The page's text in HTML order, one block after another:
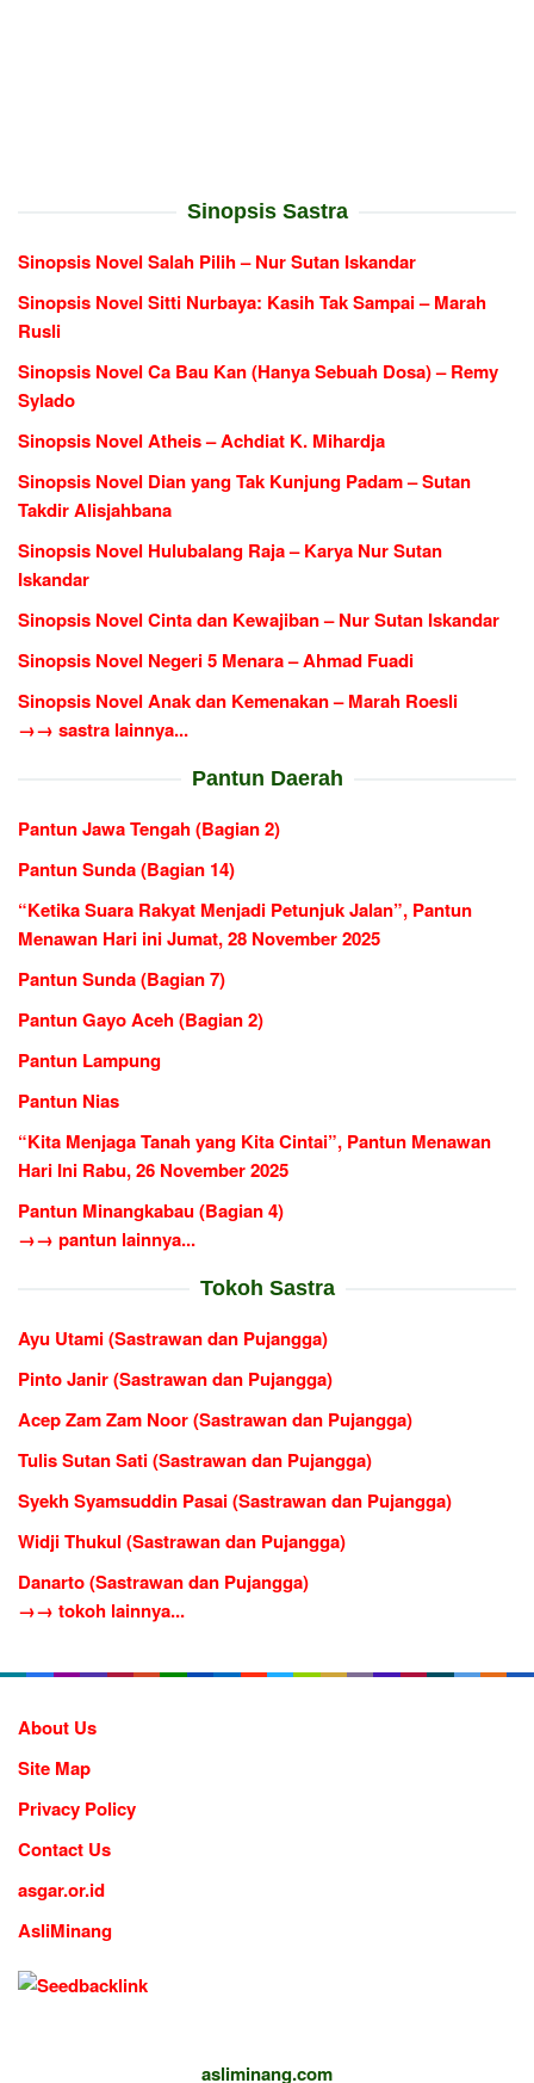
Sinopsis Sastra
Sinopsis Novel Salah Pilih – Nur Sutan Iskandar
Sinopsis Novel Sitti Nurbaya: Kasih Tak Sampai – Marah
Rusli
Sinopsis Novel Ca Bau Kan (Hanya Sebuah Dosa) – Remy
Sylado
Sinopsis Novel Atheis – Achdiat K. Mihardja
Sinopsis Novel Dian yang Tak Kunjung Padam – Sutan
Takdir Alisjahbana
Sinopsis Novel Hulubalang Raja – Karya Nur Sutan
Iskandar
Sinopsis Novel Cinta dan Kewajiban – Nur Sutan Iskandar
Sinopsis Novel Negeri 5 Menara – Ahmad Fuadi
Sinopsis Novel Anak dan Kemenakan – Marah Roesli
→→ sastra lainnya...
Pantun Daerah
Pantun Jawa Tengah (Bagian 2)
Pantun Sunda (Bagian 14)
“Ketika Suara Rakyat Menjadi Petunjuk Jalan”, Pantun
Menawan Hari ini Jumat, 28 November 2025
Pantun Sunda (Bagian 7)
Pantun Gayo Aceh (Bagian 2)
Pantun Lampung
Pantun Nias
“Kita Menjaga Tanah yang Kita Cintai”, Pantun Menawan
Hari Ini Rabu, 26 November 2025
Pantun Minangkabau (Bagian 4)
→→ pantun lainnya...
Tokoh Sastra
Ayu Utami (Sastrawan dan Pujangga)
Pinto Janir (Sastrawan dan Pujangga)
Acep Zam Zam Noor (Sastrawan dan Pujangga)
Tulis Sutan Sati (Sastrawan dan Pujangga)
Syekh Syamsuddin Pasai (Sastrawan dan Pujangga)
Widji Thukul (Sastrawan dan Pujangga)
Danarto (Sastrawan dan Pujangga)
→→ tokoh lainnya...
About Us
Site Map
Privacy Policy
Contact Us
asgar.or.id
AsliMinang
asliminang.com